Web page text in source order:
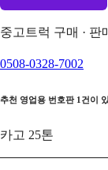
중고트럭 구매 ·
0508-0328-7002
추천 영업용 번호판 1 건이
카고 25톤